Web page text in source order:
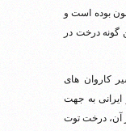
بوده است و
درخت در
کاروان های
به جهت
آن، درخت توت